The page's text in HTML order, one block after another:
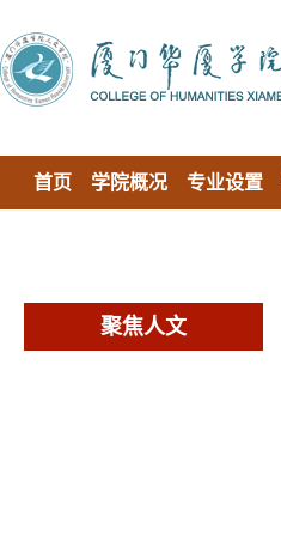
首页 学院概况 专业设置
聚焦人文